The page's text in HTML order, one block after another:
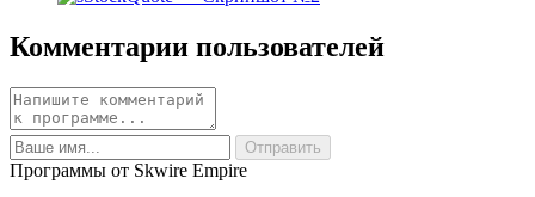
Комментарии пользователей
Программы от Skwire Empire